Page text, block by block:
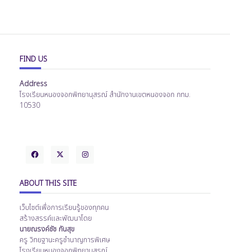
FIND US
Address
โรงเรียนหนองจอกพิทยานุสรณ์ สำนักงานเขตหนองจอก กทม.
10530
ABOUT THIS SITE
เว็บไซต์เพื่อการเรียนรู้ของทุกคน
สร้างสรรค์และพัฒนาโดย
นายณรงค์ชัช กันสุข
ครู วิทยฐานะครูชำนาญการพิเศษ